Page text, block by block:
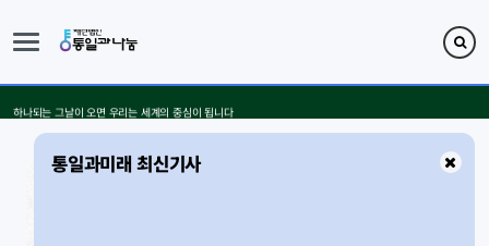
통일과나눔
1945~2025 광복 80년 분단 80년, 진정한 광복은 통일입니다
통일과미래 최신기사